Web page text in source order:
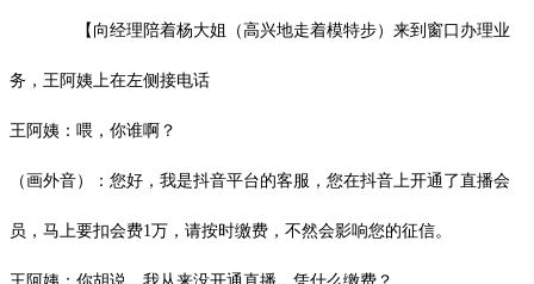
【向经理陪着杨大姐（高兴地走着模特步）来到窗口办理业
务，王阿姨上在左侧接电话
王阿姨：喂，你谁啊？
（画外音）：您好，我是抖音平台的客服，您在抖音上开通了直播会
员，马上要扣会费1万，请按时缴费，不然会影响您的征信。